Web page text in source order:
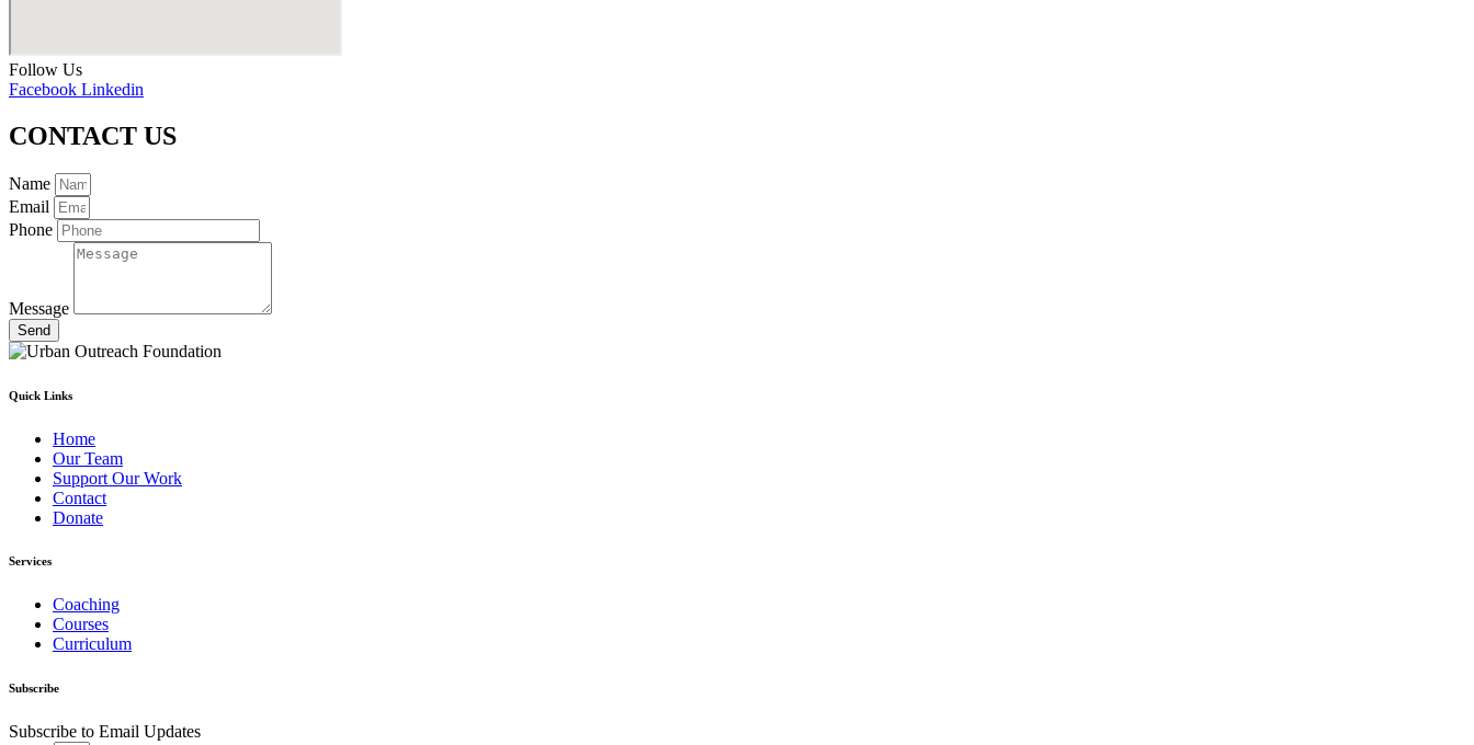
Follow Us
Facebook Linkedin
CONTACT US
Name
Email
Phone
Message
Send
Quick Links
Home
Our Team
Support Our Work
Contact
Donate
Services
Coaching
Courses
Curriculum
Subscribe
Subscribe to Email Updates